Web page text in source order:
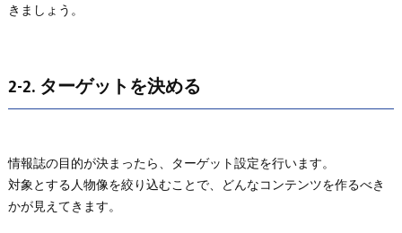
きましょう。
2-2. ターゲットを決める
情報誌の目的が決まったら、ターゲット設定を行います。
対象とする人物像を絞り込むことで、どんなコンテンツを作るべき
かが見えてきます。